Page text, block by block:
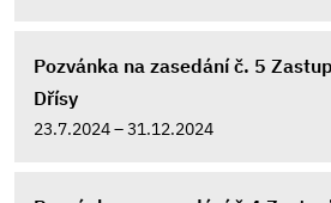
Pozvánka na zasedání č. 5
Dřísy
23.7.2024 – 31.12.2024